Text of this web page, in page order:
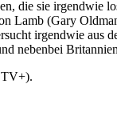
die sie irgendwie
Lamb (Gary
irgendwie aus
nebenbei